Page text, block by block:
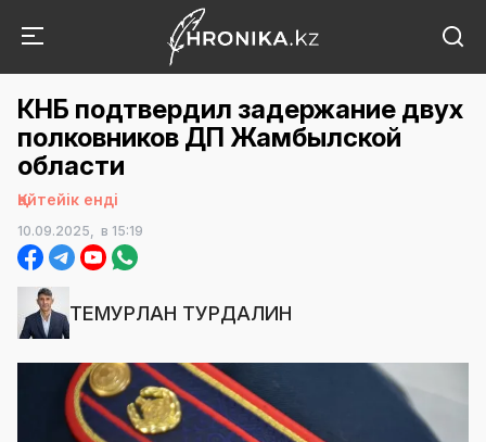
КНБ подтвердил задержание двух
полковников ДП Жамбылской
области
Қайтейік енді
10.09.2025, в 15:19
ТЕМУРЛАН ТУРДАЛИН